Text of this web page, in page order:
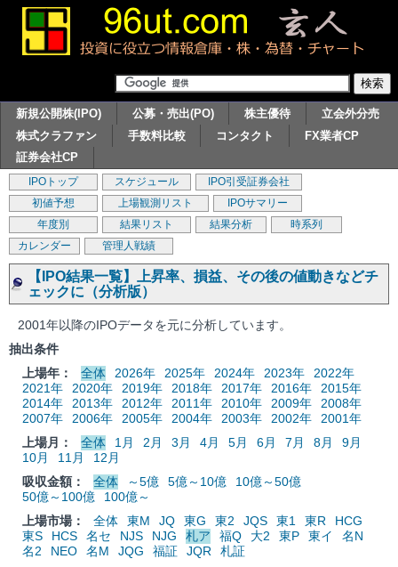
新規公開株(IPO) 公募・売出(PO) 株主優待
立会外分売
株式クラファン
手数料比較 コンタクト
FX業者CP
証券会社CP
IPOトップ スケジュール
IPO引受証券会社
初値予想
上場観測リスト
IPOサマリー
年度別
結果リスト 結果分析
時系列
カレンダー
管理人戦績
【IPO結果一覧】上昇率、損益、その後の値動きなどチ
ェックに（分析版）
2001年以降のIPOデータを元に分析しています。
抽出条件
上場年：
全体 2026年 2025年 2024年 2023年
2022年
2021年
2020年 2019年 2018年 2017年 2016年
2015年
2014年
2013年 2012年 2011年 2010年 2009年
2008年
2007年
2006年 2005年 2004年 2003年 2002年
2001年
上場月：
全体 1月 2月 3月 4月 5月 6月 7月 8月
9月
10月
11月
12月
吸収金額：
全体 ～5億 5億～10億
10億～50億
50億～100億
100億～
上場市場：
全体 東M JQ 東G 東2 JQS 東1 東R
HCG
東S
HCS 名セ NJS NJG 札ア 福Q 大2 東P 東イ
名N
名2
NEO 名M JQG 福証 JQR
札証